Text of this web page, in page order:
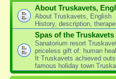
About Truskavets,
About Truskavets, English
History, description,
Spas of the
Sanatorium resort
priceless gift of: human
It Truskavets achieved
famous holiday town